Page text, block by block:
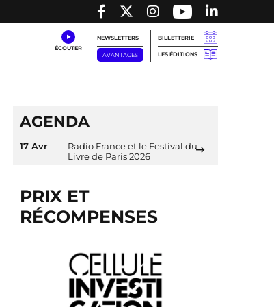
NEWSLETTERS
AVANTAGES
BILLETTERIE
LES ÉDITIONS
AGENDA
17 Avr
Radio France et le Festival du
Livre de Paris 2026
PRIX ET
RÉCOMPENSES